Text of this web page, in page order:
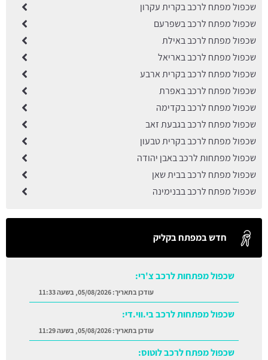
שכפול מפתח לרכב בקרית עקרון
שכפול מפתח לרכב בשפרעם
שכפול מפתח לרכב באילת
שכפול מפתח לרכב באריאל
שכפול מפתח לרכב בקרית ארבע
שכפול מפתח לרכב באפרת
שכפול מפתח לרכב בקדימה
שכפול מפתח לרכב בגבעת זאב
שכפול מפתח לרכב בקרית טבעון
שכפול מפתחות לרכב באבן יהודה
שכפול מפתח לרכב בבית שאן
שכפול מפתח לרכב בבנימינה
חדש במפתח בקליק
שכפול מפתחות לרכב צ'רי:
עודכן בתאריך:05/08/2026, בשעה 11:33
שכפול מפתחות לרכב בי.ווי.די:
עודכן בתאריך:05/08/2026, בשעה 11:29
שכפול מפתח לרכב לוטוס: